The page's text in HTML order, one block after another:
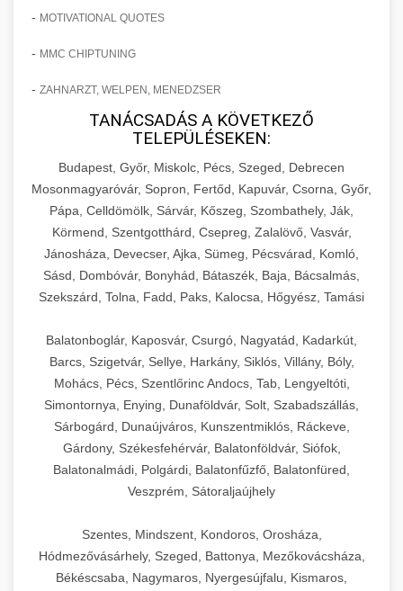
- MOTIVATIONAL QUOTES
- MMC CHIPTUNING
- ZAHNARZT, WELPEN, MENEDZSER
TANÁCSADÁS A KÖVETKEZŐ
TELEPÜLÉSEKEN:
Budapest, Győr, Miskolc, Pécs, Szeged, Debrecen
Mosonmagyaróvár, Sopron, Fertőd, Kapuvár, Csorna, Győr,
Pápa, Celldömölk, Sárvár, Kőszeg, Szombathely, Ják,
Körmend, Szentgotthárd, Csepreg, Zalalövő, Vasvár,
Jánosháza, Devecser, Ajka, Sümeg, Pécsvárad, Komló,
Sásd, Dombóvár, Bonyhád, Bátaszék, Baja, Bácsalmás,
Szekszárd, Tolna, Fadd, Paks, Kalocsa, Hőgyész, Tamási
Balatonboglár, Kaposvár, Csurgó, Nagyatád, Kadarkút,
Barcs, Szigetvár, Sellye, Harkány, Siklós, Villány, Bóly,
Mohács, Pécs, Szentlőrinc Andocs, Tab, Lengyeltóti,
Simontornya, Enying, Dunaföldvár, Solt, Szabadszállás,
Sárbogárd, Dunaújváros, Kunszentmiklós, Ráckeve,
Gárdony, Székesfehérvár, Balatonföldvár, Siófok,
Balatonalmádi, Polgárdi, Balatonfűzfő, Balatonfüred,
Veszprém, Sátoraljaújhely
Szentes, Mindszent, Kondoros, Orosháza,
Hódmezővásárhely, Szeged, Battonya, Mezőkovácsháza,
Békéscsaba, Nagymaros, Nyergesújfalu, Kismaros,